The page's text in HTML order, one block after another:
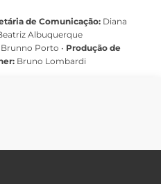
de Comunicação: Diana
Albuquerque
Porto • Produção de
Bruno Lombardi